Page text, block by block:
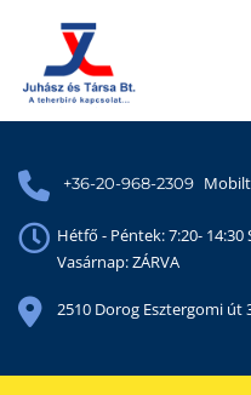
+36-20-968-2309
Hétfő - Péntek: 7:20- 14:30
Vasárnap: ZÁRVA
2510 Dorog Esztergomi út